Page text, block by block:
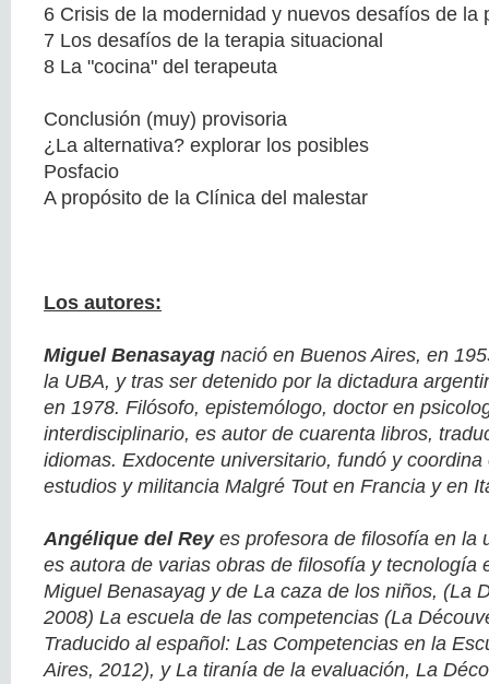
6 Crisis de la modernidad y nuevos desafíos de la
7 Los desafíos de la terapia situacional
8 La "cocina" del terapeuta
Conclusión (muy) provisoria
¿La alternativa? explorar los posibles
Posfacio
A propósito de la Clínica del malestar
Los autores:
Miguel Benasayag nació en Buenos Aires, en
la UBA, y tras ser detenido por la dictadura
en 1978. Filósofo, epistemólogo, doctor en
interdisciplinario, es autor de cuarenta libros,
idiomas. Exdocente universitario, fundó y coordina
estudios y militancia Malgré Tout en Francia y en
Angélique del Reyes profesora de filosofía en la
es autora de varias obras de filosofía y tecnología
Miguel Benasayag y de La caza de los niños, (La
2008) La escuela de las competencias (La
Traducido al español: Las Competencias en la
Aires, 2012), y La tiranía de la evaluación, La